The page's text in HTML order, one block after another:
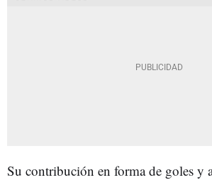
Su contribución en forma de goles y